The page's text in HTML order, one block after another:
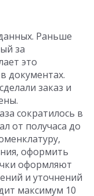
Раньше
за
это
документах.
заказ и
сократилось в
от получаса до
оформить
оформляют
и уточнений
максимум 10